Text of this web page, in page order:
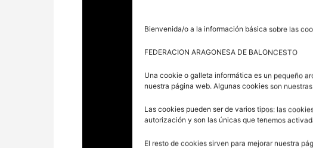
Bienvenida/o a la información básica sobre las
FEDERACION ARAGONESA DE BALONCESTO
Una cookie o galleta informática es un pequeño
nuestra página web. Algunas cookies son
Las cookies pueden ser de varios tipos: las
autorización y son las únicas que tenemos
El resto de cookies sirven para mejorar nuestra